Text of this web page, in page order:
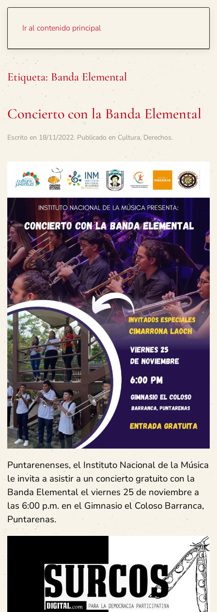
Ir al contenido principal
Etiqueta: Banda Elemental
Concierto con la Banda Elemental
Escrito en 18/11/2022. Publicado en Cultura, Derechos.
Puntarenenses, el Instituto Nacional de la Música
le invita a asistir a un concierto gratuito con la
Banda Elemental el viernes 25 de noviembre a
las 6:00 p.m. en el Gimnasio el Coloso Barranca,
Puntarenas.